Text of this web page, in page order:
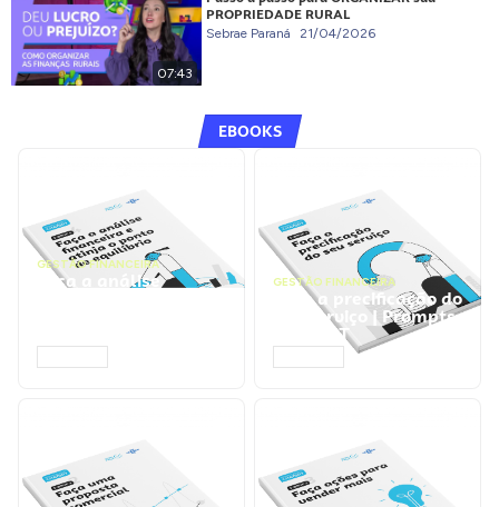
07:43
PROPRIEDADE RURAL
Sebrae Paraná 21/04/2026
EBOOKS
GESTÃO FINANCEIRA
Faça a análise GESTÃO FINANCEIRA
Faça a precificação do
seu serviço | Prompts
ChatGPT